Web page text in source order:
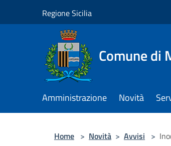
Regione Sicilia
Comune di
Amministrazione Novità
Home > Novità > Avvisi >